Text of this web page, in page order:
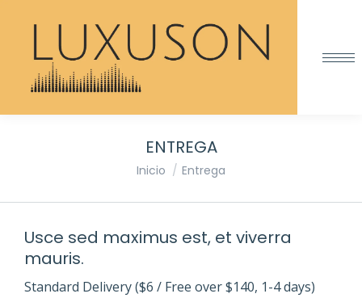
ENTREGA
Estás aquí:
Inicio Entrega
Usce sed maximus est, et viverra
mauris.
Standard Delivery ($6 / Free over $140, 1-4 days)